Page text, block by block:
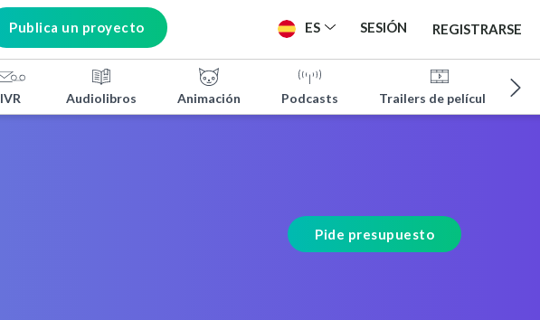
Publica un proyecto ES SESIÓN REGISTRARSE
IVR Audiolibros Animación Podcasts Trailers de películas
Pide presupuesto